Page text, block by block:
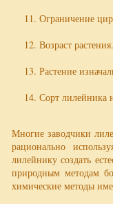
Ограничение
Возраст растения.
Растение
Сорт лилейника
Многие заводчики
рационально
лилейнику создать
природным методам
химические методы